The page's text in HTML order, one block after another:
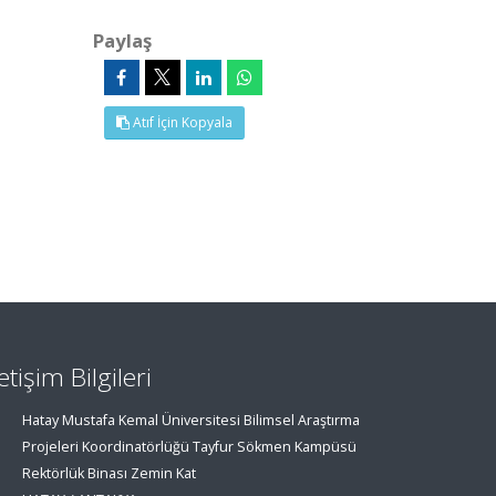
Paylaş
Atıf İçin Kopyala
Bilgileri
Hatay Mustafa Kemal Üniversitesi Bilimsel Araştırma
Projeleri Koordinatörlüğü Tayfur Sökmen Kampüsü
Rektörlük Binası Zemin Kat